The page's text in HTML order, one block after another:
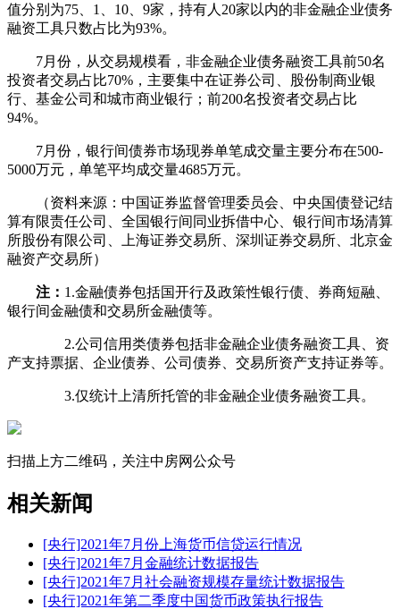
值分别为75、1、10、9家，持有人20家以内的非金融企业债务
融资工具只数占比为93%。
7月份，从交易规模看，非金融企业债务融资工具前50名
投资者交易占比70%，主要集中在证券公司、股份制商业银
行、基金公司和城市商业银行；前200名投资者交易占比
94%。
7月份，银行间债券市场现券单笔成交量主要分布在500-
5000万元，单笔平均成交量4685万元。
（资料来源：中国证券监督管理委员会、中央国债登记结
算有限责任公司、全国银行间同业拆借中心、银行间市场清算
所股份有限公司、上海证券交易所、深圳证券交易所、北京金
融资产交易所）
注： 1.金融债券包括国开行及政策性银行债、券商短融、
银行间金融债和交易所金融债等。
2.公司信用类债券包括非金融企业债务融资工具、资
产支持票据、企业债券、公司债券、交易所资产支持证券等。
3.仅统计上清所托管的非金融企业债务融资工具。
扫描上方二维码，关注中房网公众号
相关新闻
[央行]2021年7月份上海货币信贷运行情况
[央行]2021年7月金融统计数据报告
[央行]2021年7月社会融资规模存量统计数据报告
[央行]2021年第二季度中国货币政策执行报告